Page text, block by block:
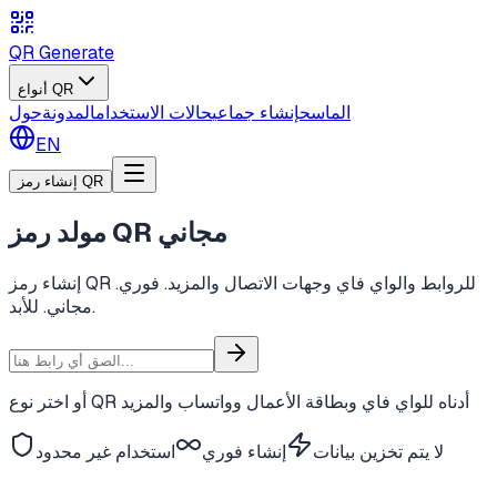
QR Generate
أنواع QR
الماسحإنشاء جماعيحالات الاستخدامالمدونةحول
EN
إنشاء رمز QR
مولد رمز QR مجاني
إنشاء رمز QR للروابط والواي فاي وجهات الاتصال والمزيد. فوري.
مجاني. للأبد.
أو اختر نوع QR أدناه للواي فاي وبطاقة الأعمال وواتساب والمزيد
لا يتم تخزين بيانات إنشاء فوري
استخدام غير محدود